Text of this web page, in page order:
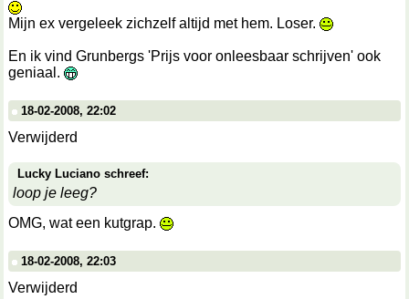
Mijn ex vergeleek zichzelf altijd met hem. Loser.
En ik vind Grunbergs 'Prijs voor onleesbaar schrijven' ook
geniaal.
18-02-2008, 22:02
Verwijderd
Lucky Luciano schreef:
loop je leeg?
OMG, wat een kutgrap.
18-02-2008, 22:03
Verwijderd